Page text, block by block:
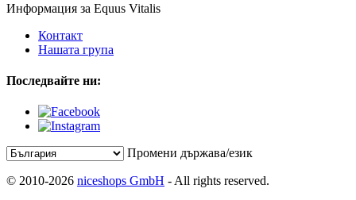
Информация за Equus Vitalis
Контакт
Нашата група
Последвайте ни:
Промени държава/език
© 2010-2026 niceshops GmbH - All rights reserved.